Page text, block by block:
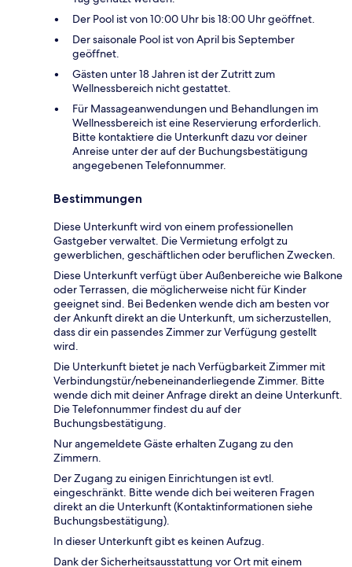
Der Pool ist von 10:00 Uhr bis 18:00 Uhr geöffnet.
Der saisonale Pool ist von April bis September
geöffnet.
Gästen unter 18 Jahren ist der Zutritt zum
Wellnessbereich nicht gestattet.
Für Massageanwendungen und Behandlungen im
Wellnessbereich ist eine Reservierung erforderlich.
Bitte kontaktiere die Unterkunft dazu vor deiner
Anreise unter der auf der Buchungsbestätigung
angegebenen Telefonnummer.
Bestimmungen
Diese Unterkunft wird von einem professionellen
Gastgeber verwaltet. Die Vermietung erfolgt zu
gewerblichen, geschäftlichen oder beruflichen Zwecken.
Diese Unterkunft verfügt über Außenbereiche wie Balkone
oder Terrassen, die möglicherweise nicht für Kinder
geeignet sind. Bei Bedenken wende dich am besten vor
der Ankunft direkt an die Unterkunft, um sicherzustellen,
dass dir ein passendes Zimmer zur Verfügung gestellt
wird.
Die Unterkunft bietet je nach Verfügbarkeit Zimmer mit
Verbindungstür/nebeneinanderliegende Zimmer. Bitte
wende dich mit deiner Anfrage direkt an deine Unterkunft.
Die Telefonnummer findest du auf der
Buchungsbestätigung.
Nur angemeldete Gäste erhalten Zugang zu den
Zimmern.
Der Zugang zu einigen Einrichtungen ist evtl.
eingeschränkt. Bitte wende dich bei weiteren Fragen
direkt an die Unterkunft (Kontaktinformationen siehe
Buchungsbestätigung).
In dieser Unterkunft gibt es keinen Aufzug.
Dank der Sicherheitsausstattung vor Ort mit einem